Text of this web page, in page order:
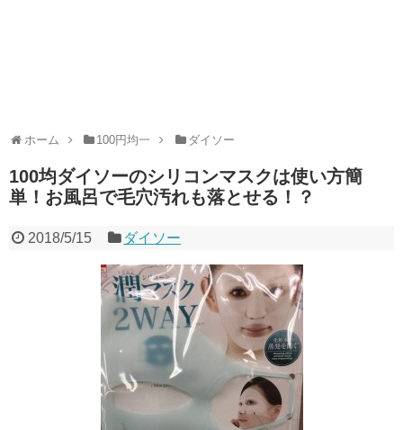
ホーム 100円均一 ダイソー
100均ダイソーのシリコンマスクは使い方簡
単！お風呂で毛穴汚れも落とせる！？
2018/5/15 ダイソー